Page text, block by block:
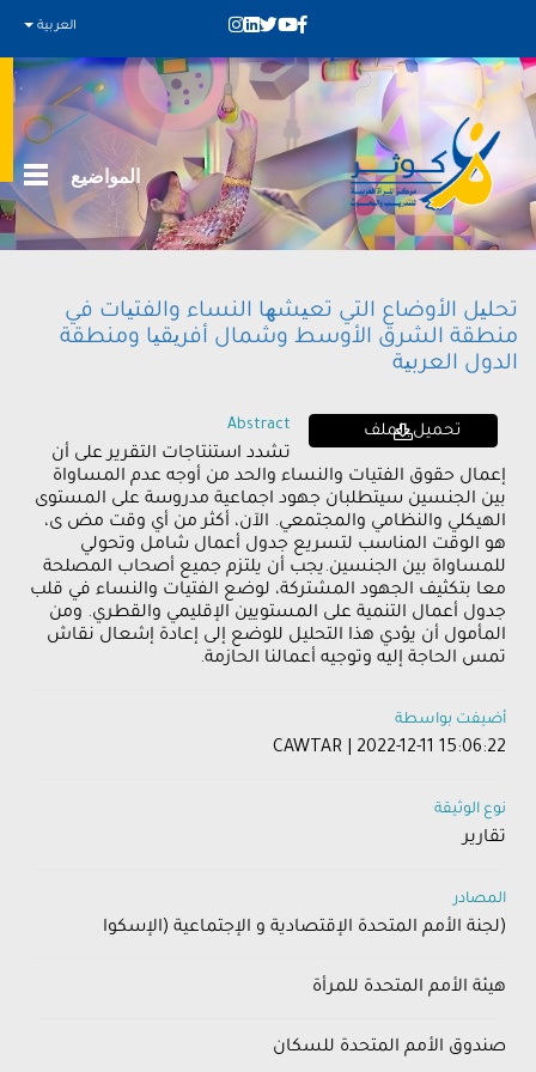
العربية
المواضيع
تحلیل الأوضاع التي تعیشھا النساء والفتیات في
منطقة الشرق الأوسط وشمال أفریقیا ومنطقة
الدول العربیة
تحميل الملف Abstract
تشدد استنتاجات التقرير على أن
إعمال حقوق الفتيات والنساء والحد من أوجه عدم المساواة
بين الجنسين سيتطلبان جهود اجماعية مدروسة على المستوى
الهيكلي والنظامي والمجتمعي. الآن، أكثر من أي وقت مض ى،
هو الوقت المناسب لتسريع جدول أعمال شامل وتحولي
للمساواة بين الجنسين.يجب أن يلتزم جميع أصحاب المصلحة
معا بتكثيف الجهود المشتركة، لوضع الفتيات والنساء في قلب
جدول أعمال التنمية على المستويين الإقليمي والقطري. ومن
المأمول أن يؤدي هذا التحليل للوضع إلى إعادة إشعال نقاش
تمس الحاجة إليه وتوجيه أعمالنا الحازمة.
أضيفت بواسطة
CAWTAR | 2022-12-11 15:06:22
نوع الوثيقة
تقارير
المصادر
(لجنة الأمم المتحدة الإقتصادية و الإجتماعية (الإسكوا
هيئة الأمم المتحدة للمرأة
صندوق الأمم المتحدة للسكان